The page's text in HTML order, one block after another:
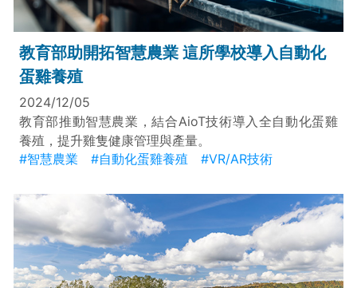
教育部助開拓智慧農業 這所學校導入自動化
蛋雞養殖
2024/12/05
教育部推動智慧農業，結合AioT技術導入全自動化蛋雞
養殖，提升雞隻健康管理與產量。
#智慧農業
#自動化蛋雞養殖 #VR/AR技術